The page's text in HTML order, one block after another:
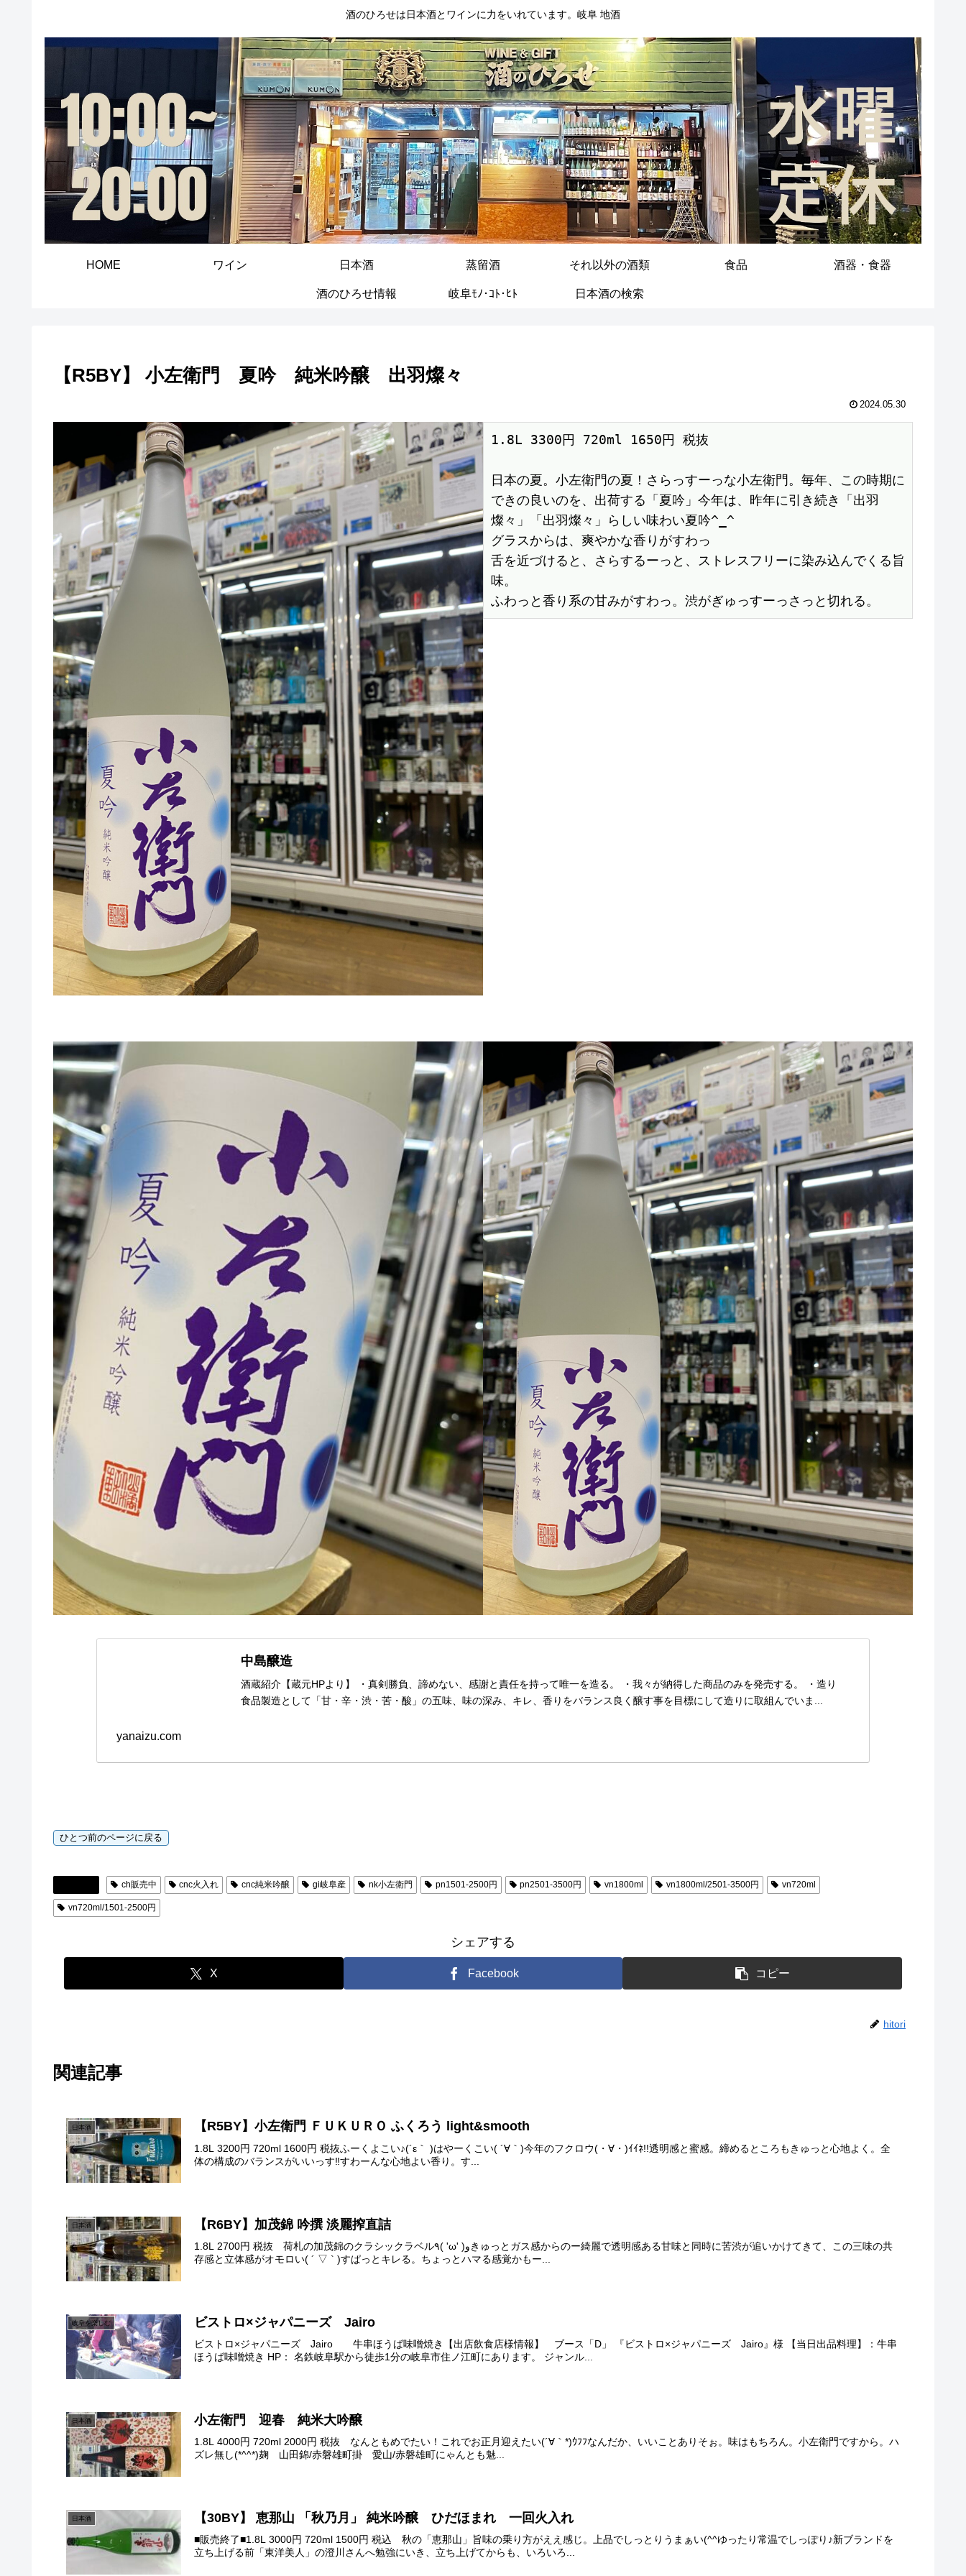
酒のひろせは日本酒とワインに力をいれています。岐阜 地酒
HOME ワイン 日本酒 蒸留酒 それ以外の酒類 食品 酒器・食器
酒のひろせ情報 岐阜ﾓﾉ･ｺﾄ･ﾋﾄ 日本酒の検索
【R5BY】 小左衛門 夏吟 純米吟醸 出羽燦々
2024.05.30
1.8L 3300円 720ml 1650円 税抜
日本の夏。小左衛門の夏！さらっすーっな小左衛門。毎年、この時期に
できの良いのを、出荷する「夏吟」今年は、昨年に引き続き「出羽
燦々」「出羽燦々」らしい味わい夏吟^_^
グラスからは、爽やかな香りがすわっ
舌を近づけると、さらするーっと、ストレスフリーに染み込んでくる旨
味。
ふわっと香り系の甘みがすわっ。渋がぎゅっすーっさっと切れる。
中島醸造
酒蔵紹介【蔵元HPより】 ・真剣勝負、諦めない、感謝と責任を持って唯一を造る。 ・我々が納得した商品のみを発売する。 ・造り
食品製造として「甘・辛・渋・苦・酸」の五味、味の深み、キレ、香りをバランス良く醸す事を目標にして造りに取組んでいま...
yanaizu.com
ch販売中 cnc火入れ cnc純米吟醸 gi岐阜産 nk小左衛門 pn1501-2500円 pn2501-3500円 vn1800ml vn1800ml/2501-3500円 vn720ml
vn720ml/1501-2500円
シェアする
X Facebook コピー
hitori
関連記事
日本酒 【R5BY】小左衛門 ＦＵＫＵＲＯ ふくろう light&smooth
1.8L 3200円 720ml 1600円 税抜ふーくよこい♪(´ε｀ )はやーくこい( ´∀｀)今年のフクロウ(・∀・)ｲｲﾈ!!透明感と蜜感。締めるところもきゅっと心地よく。全
体の構成のバランスがいいっす‼︎すわーんな心地よい香り。す...
日本酒 【R6BY】加茂錦 吟撰 淡麗搾直詰
1.8L 2700円 税抜 荷札の加茂錦のクラシックラベル٩( 'ω' )وきゅっとガス感からのー綺麗で透明感ある甘味と同時に苦渋が追いかけてきて、この三味の共
存感と立体感がオモロい( ´ ▽ ` )すぱっとキレる。ちょっとハマる感覚かもー...
岐阜を楽しむ ビストロ×ジャパニーズ Jairo
ビストロ×ジャパニーズ Jairo 牛串ほうば味噌焼き【出店飲食店様情報】 ブース「D」 『ビストロ×ジャパニーズ Jairo』様 【当日出品料理】：牛串
ほうば味噌焼き HP： 名鉄岐阜駅から徒歩1分の岐阜市住ノ江町にあります。 ジャンル...
日本酒 小左衛門 迎春 純米大吟醸
1.8L 4000円 720ml 2000円 税抜 なんともめでたい！これでお正月迎えたい(´∀｀*)ｳﾌﾌなんだか、いいことありそぉ。味はもちろん。小左衛門ですから。ハ
ズレ無し(*^^*)麹 山田錦/赤磐雄町掛 愛山/赤磐雄町にゃんとも魅...
日本酒 【30BY】 恵那山 「秋乃月」 純米吟醸 ひだほまれ 一回火入れ
■販売終了■1.8L 3000円 720ml 1500円 税込 秋の「恵那山」旨味の乗り方がええ感じ。上品でしっとりうまぁい(^^ゆったり常温でしっぽり♪新ブランドを
立ち上げる前「東洋美人」の澄川さんへ勉強にいき、立ち上げてからも、いろいろ...